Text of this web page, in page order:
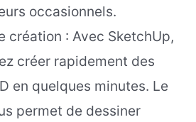
occasionnels.
création : Avec SketchUp,
créer rapidement des
en quelques minutes. Le
permet de dessiner